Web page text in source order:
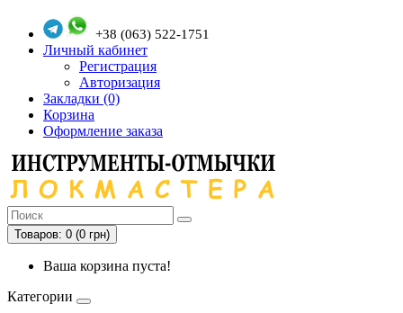
+38 (063) 522-1751
Личный кабинет
Регистрация
Авторизация
Закладки (0)
Корзина
Оформление заказа
Товаров: 0 (0 грн)
Ваша корзина пуста!
Категории